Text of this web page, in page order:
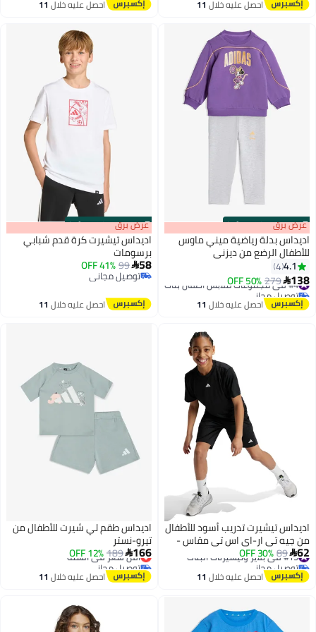
احصل عليه خلال 11 احصل عليه خلال 11
00m:00s
·
100% Left عرض برق
اديداس بدلة رياضية ميني ماوس
للأطفال الرضع من ديزني
4.1
4
138
279
50% OFF #4 في مجموعات ملابس اطفال بنات
توصيل مجاني
#4 في مجموعات ملابس اطفال بنات احصل عليه خلال 11
اغسطس
00m:00s
·
100% Left عرض برق
اديداس تيشيرت كرة قدم شبابي
برسومات
58
99
41% OFF
توصيل مجاني
توصيل مجاني
احصل عليه خلال 11
اغسطس
اديداس تيشيرت تدريب أسود للأطفال
من جيه تي ار-اي اس تي مقاس -
سنوات
62
89
30% OFF #15 في بلايز وتيشيرتات البنات
توصيل مجاني
#15 في بلايز وتيشيرتات البنات احصل عليه خلال 11
اديداس طقم تي شيرت للأطفال من
تيرو-نستر
166
189
12% OFF
أقل سعر في السنة
توصيل مجاني
أقل سعر في السنة
احصل عليه خلال 11